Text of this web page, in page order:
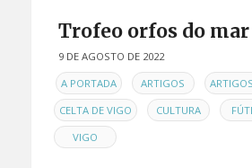
Trofeo orfos do mar
9 DE AGOSTO DE 2022
ENA PORTADA , ARTIGOS ,
CELTA DE VIGO , CULTURA ,
VIGO